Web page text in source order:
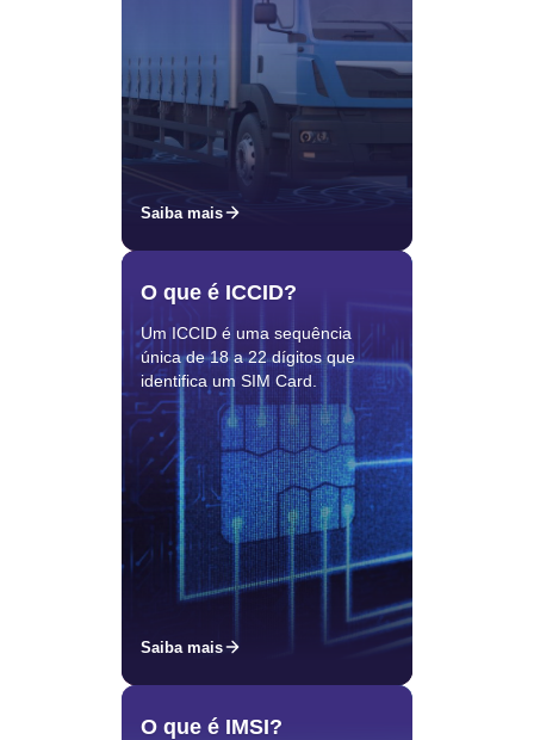
Saiba mais
O que é ICCID?
Um ICCID é uma sequência
única de 18 a 22 dígitos que
identifica um SIM Card.
Saiba mais
O que é IMSI?